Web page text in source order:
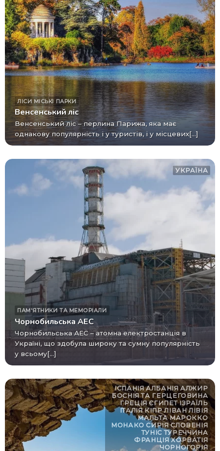
ЛІСИ МІСЬКІ ПАРКИ
Венсенський ліс
Венсенський ліс – перлина Парижа, яка має
однакову популярність і у туристів, і у місцевих[...]
УКРАЇНА
ПАМ'ЯТНИКИ ТА МЕМОРІАЛИ
Чорнобильська АЕС
Чорнобильська АЕС – атомна електростанція в
Україні, що здобула широку та сумну популярність
у всьому[...]
ІСПАНІЯ АЛБАНІЯ АЛЖИР
БОСНІЯ ТА ГЕРЦЕГОВИНА
ГРЕЦІЯ ЄГИПЕТ ІЗРАЇЛЬ
ІТАЛІЯ КІПР ЛІВАН ЛІВІЯ
МАЛЬТА МАРОККО
МОНАКО СИРІЯ СЛОВЕНІЯ
ТУНІС ТУРЕЧЧИНА
ФРАНЦІЯ ХОРВАТІЯ
ЧОРНОГОРІЯ